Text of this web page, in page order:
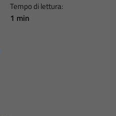
Tempo di lettura:
1 min